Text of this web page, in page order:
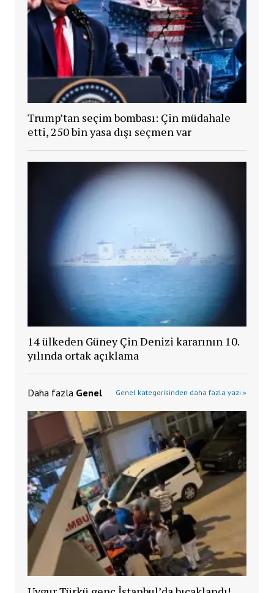
Trump’tan seçim bombası: Çin müdahale
etti, 250 bin yasa dışı seçmen var
14 ülkeden Güney Çin Denizi kararının 10.
yılında ortak açıklama
Daha fazla Genel Genel kategorisinden daha fazla yazı »